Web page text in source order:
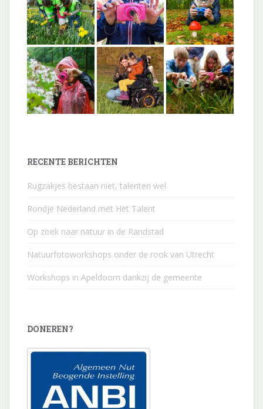
RECENTE BERICHTEN
Rugzakjes bestaan niet, talenten wel
Rondje Nederland met Het Talent
Op zoek naar natuur in de Randstad
Natuurfotoworkshops onder de rook van Utrecht
Workshops in Apeldoorn dankzij de gemeente
DONEREN?